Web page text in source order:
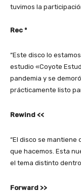
tuvimos la
Rec º
“Este disco lo
estudio «Coyote
pandemia y se
prácticamente listo
Rewind <<
“El disco se
que hacemos. Esta
el tema distinto
Forward >>